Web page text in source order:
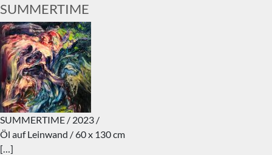
SUMMERTIME
SUMMERTIME / 2023 /
Öl auf Leinwand / 60 x 130 cm
[…]